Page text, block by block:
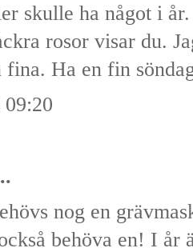
skulle ha något i
rosor visar du.
fina. Ha en fin
nog en
behöva en! I år